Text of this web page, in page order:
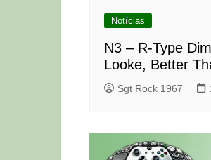
Notícias
N3 – R-Type
Looke, Better
Sgt Rock 1967